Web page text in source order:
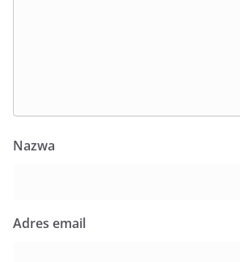
Nazwa
Adres email